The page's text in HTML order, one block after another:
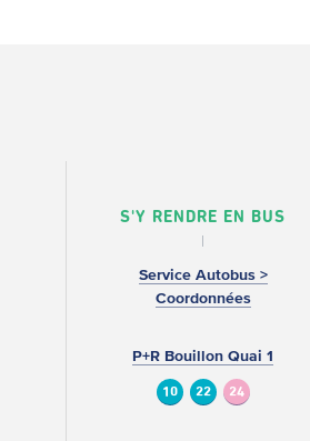
S'Y RENDRE EN BUS
Service Autobus >
Coordonnées
P+R Bouillon Quai 1
10 22 24